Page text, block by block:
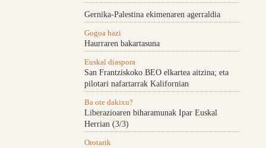
Gernika-Palestina ekimenaren agerraldia
Gogoa hazi
Haurraren bakartasuna
Euskal diaspora
San Frantziskoko BEO elkartea aitzina; eta
pilotari nafartarrak Kalifornian
Ba ote dakixu?
Liberazioaren biharamunak Ipar Euskal
Herrian (3/3)
Orotarik